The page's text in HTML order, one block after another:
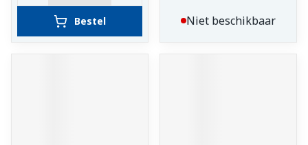
Bestel Niet beschikbaar